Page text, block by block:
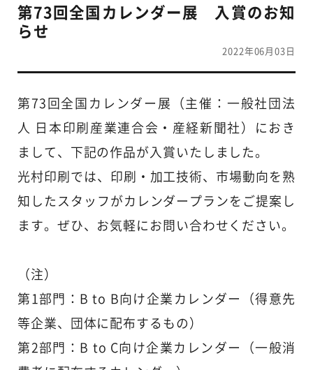
第73回全国カレンダー展 入賞のお知
らせ
2022年06月03日
第73回全国カレンダー展（主催：一般社団法
人 日本印刷産業連合会・産経新聞社）におき
まして、下記の作品が入賞いたしました。
光村印刷では、印刷・加工技術、市場動向を熟
知したスタッフがカレンダープランをご提案し
ます。ぜひ、お気軽にお問い合わせください。
（注）
第1部門：B to B向け企業カレンダー（得意先
等企業、団体に配布するもの）
第2部門：B to C向け企業カレンダー（一般消